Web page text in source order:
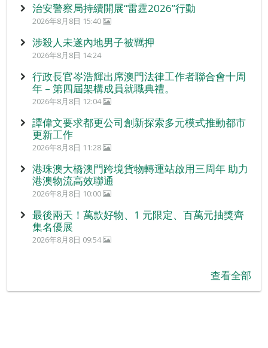
治安警察局持續開展“雷霆2026”行動
2026年8月8日 15:40
涉殺人未遂內地男子被羈押
2026年8月8日 14:24
行政長官岑浩輝出席澳門法律工作者聯合會十周
年 – 第四屆架構成員就職典禮。
2026年8月8日 12:04
譚偉文要求都更公司創新探索多元模式推動都市
更新工作
2026年8月8日 11:28
港珠澳大橋澳門跨境貨物轉運站啟用三周年 助力
港澳物流高效聯通
2026年8月8日 10:00
最後兩天！萬款好物、1 元限定、百萬元抽獎齊
集名優展
2026年8月8日 09:54
查看全部